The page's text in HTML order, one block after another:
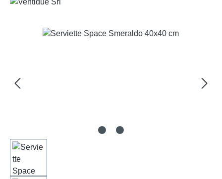
Bildergalerie überspringen